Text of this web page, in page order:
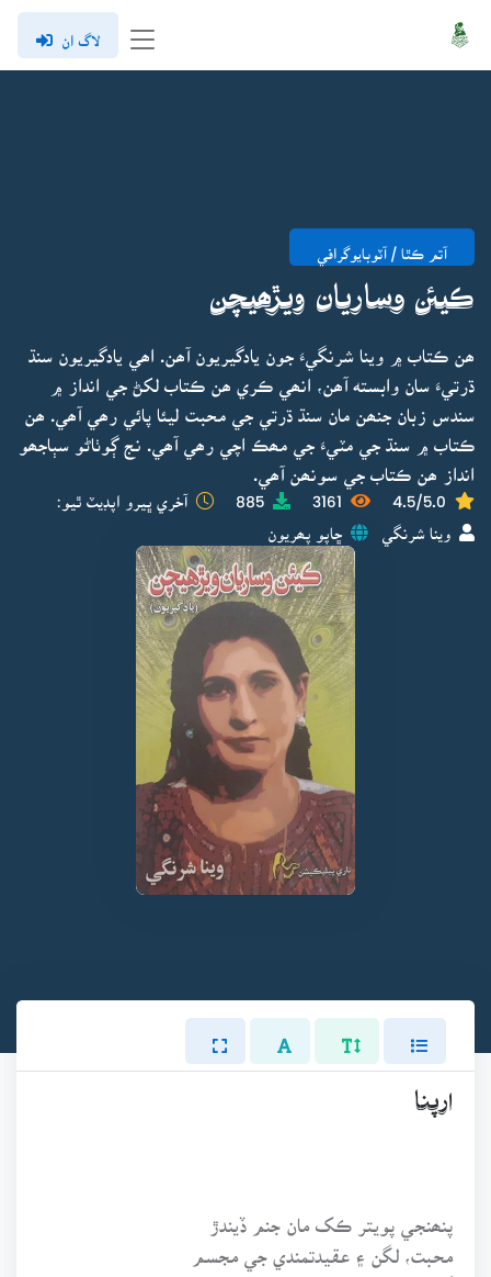
لاگ ان
آتم ڪٿا / آٽوبايوگرافي
ڪيئن وساريان ويڙھيچن
ھن ڪتاب ۾ وينا شرنگيءَ جون يادگيريون آھن. اھي يادگيريون سنڌ
ڌرتيءَ سان وابسته آھن، انھي ڪري ھن ڪتاب لکڻ جي انداز ۾
سندس زبان جنھن مان سنڌ ڌرتي جي محبت ليئا پائي رھي آھي. ھن
ڪتاب ۾ سنڌ جي مٽيءَ جي مھڪ اچي رھي آھي. نج ڳوٺاڻو سٻاجھو
انداز ھن ڪتاب جي سونھن آھي.
4.5/5.0
3161
885 آخري ڀيرو اپڊيٽ ٿيو:
وينا شرنگي ڇاپو پھريون
ارپنا
پنھنجي پويتر ڪک مان جنم ڏيندڙ
محبت، لگن ۽ عقيدتمندي جي مجسم